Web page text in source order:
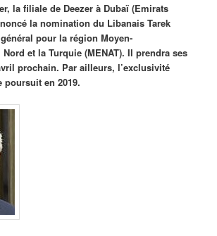
la filiale de Deezer à Dubaï (Emirats
la nomination du Libanais Tarek
pour la région Moyen-
et la Turquie (MENAT). Il prendra ses
prochain. Par ailleurs, l’exclusivité
poursuit en 2019.